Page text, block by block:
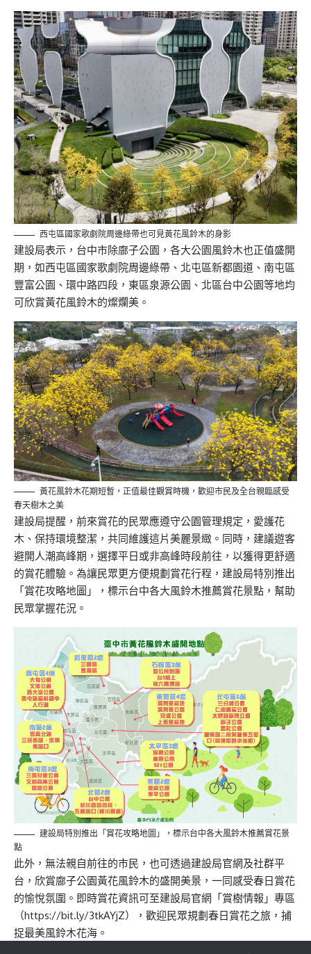
西屯區國家歌劇院周邊綠帶也可見黃花風鈴木的身影
建設局表示，台中市除廍子公園，各大公園風鈴木也正值盛開
期，如西屯區國家歌劇院周邊綠帶、北屯區新都園道、南屯區
豐富公園、環中路四段，東區泉源公園、北區台中公園等地均
可欣賞黃花風鈴木的燦爛美。
黃花風鈴木花期短暫，正值最佳觀賞時機，歡迎市民及全台親臨感受
春天樹木之美
建設局提醒，前來賞花的民眾應遵守公園管理規定，愛護花
木、保持環境整潔，共同維護這片美麗景緻。同時，建議遊客
避開人潮高峰期，選擇平日或非高峰時段前往，以獲得更舒適
的賞花體驗。為讓民眾更方便規劃賞花行程，建設局特別推出
「賞花攻略地圖」，標示台中各大風鈴木推薦賞花景點，幫助
民眾掌握花況。
建設局特別推出「賞花攻略地圖」，標示台中各大風鈴木推薦賞花景
點
此外，無法親自前往的市民，也可透過建設局官網及社群平
台，欣賞廍子公園黃花風鈴木的盛開美景，一同感受春日賞花
的愉悅氛圍。即時賞花資訊可至建設局官網「賞樹情報」專區
（https://bit.ly/3tkAYjZ），歡迎民眾規劃春日賞花之旅，捕
捉最美風鈴木花海。